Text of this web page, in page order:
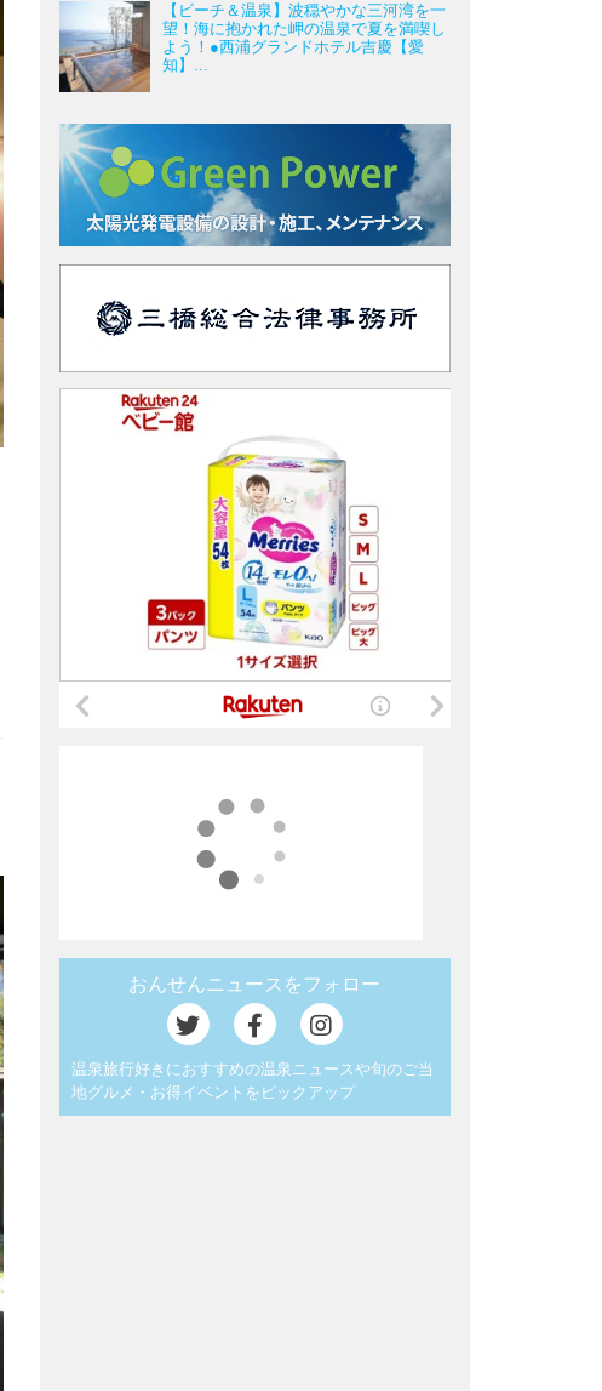
【ビーチ＆温泉】波穏やかな三河湾を一
望！海に抱かれた岬の温泉で夏を満喫し
よう！●西浦グランドホテル吉慶【愛
知】...
おんせんニュースをフォロー
温泉旅行好きにおすすめの温泉ニュースや旬のご当
地グルメ・お得イベントをピックアップ